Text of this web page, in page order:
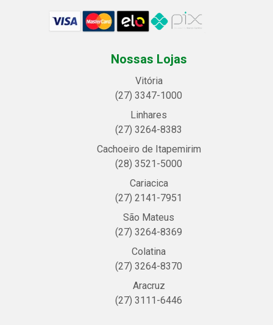
Nossas Lojas
Vitória
(27) 3347-1000
Linhares
(27) 3264-8383
Cachoeiro de Itapemirim
(28) 3521-5000
Cariacica
(27) 2141-7951
São Mateus
(27) 3264-8369
Colatina
(27) 3264-8370
Aracruz
(27) 3111-6446